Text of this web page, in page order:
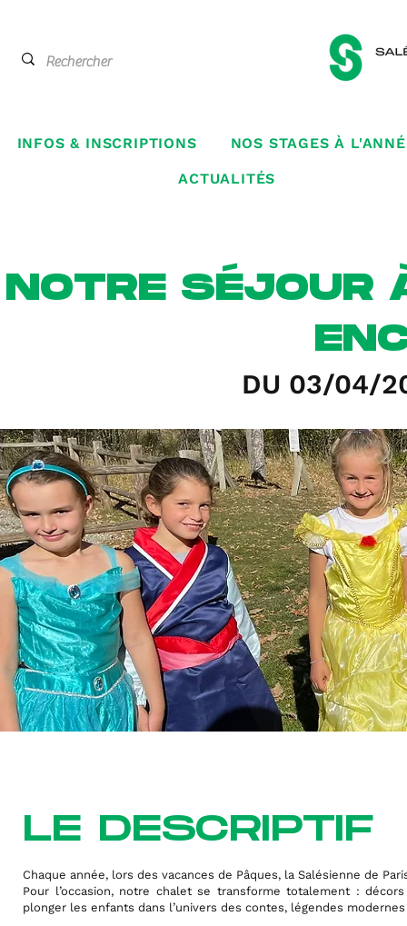
INFOS & INSCRIPTIONS NOS STAGES À
ACTUALITÉS
NOTRE SÉJOUR
DU 03/04/
LE DESCRIPTIF
Chaque année, lors des vacances de Pâques, la Salésienne de
Pour l’occasion, notre chalet se transforme totalement :
plonger les enfants dans l’univers des contes, légendes